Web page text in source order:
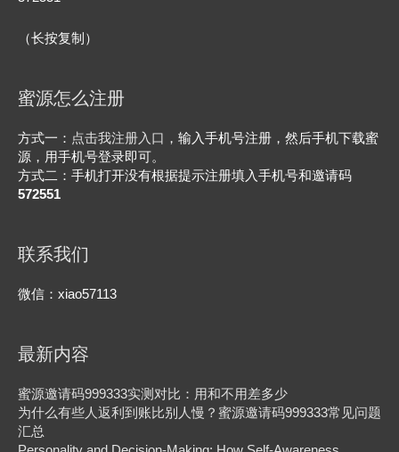
（长按复制）
蜜源怎么注册
方式一： 点击我注册入口 ，输入手机号注册，然后手机下载蜜
源，用手机号登录即可。
方式二：手机打开没有根据提示注册填入手机号和邀请码
572551
联系我们
微信：xiao57113
最新内容
蜜源邀请码999333实测对比：用和不用差多少
为什么有些人返利到账比别人慢？蜜源邀请码999333常见问题
汇总